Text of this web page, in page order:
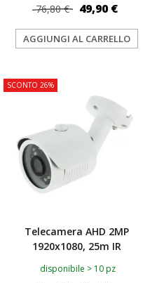
76,80 € 49,90 €
AGGIUNGI AL CARRELLO
SCONTO 26%
Telecamera AHD 2MP
1920x1080, 25m IR
disponibile > 10 pz